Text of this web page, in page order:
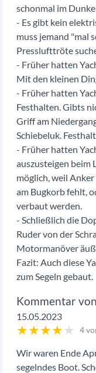
schonmal im
- Es gibt kein
muss jemand "mal
Presslufttröte
- Früher hatten
Mit den kleinen
- Früher hatten
Festhalten. Gibts
Griff am
Schiebeluk.
- Früher hatten
auszusteigen beim
möglich, weil
am Bugkorb fehlt,
verbaut werden.
- Schließlich die
Ruder von der
Motormanöver
Fazit: Auch diese
zum Segeln gebaut.
15.05.2023
★★★★★ 4
Wir waren Ende
segelndes Boot.